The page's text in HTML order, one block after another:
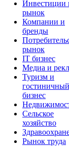
Инвестиции
рынок
Компании и
бренды
рынок
IT бизнес
Медиа и
Туризм и
гостиничный
бизнес
Сельское
хозяйство
Рынок труда